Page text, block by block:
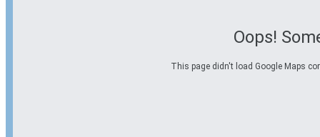
Oops!
This page didn't load Google Maps